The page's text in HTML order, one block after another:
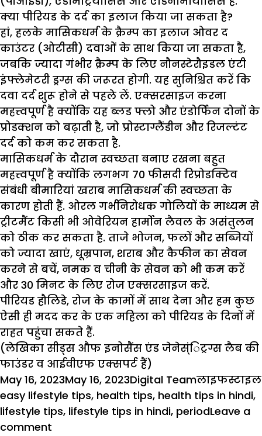
क्या पीरियड के दर्द का इलाज किया जा सकता है?
हां, हलके मासिकधर्म के क्रैम्प का इलाज ओवर द
काउंटर (ओटीसी) दवाओं के साथ किया जा सकता है,
जबकि ज्यादा गंभीर क्रैम्प के लिए नौनस्टेरौइडल एंटी
इंफ्लेमेटरी ड्रग्स की जरूरत होगी. यह सुनिश्चित करें कि
दवा दर्द शुरू होने से पहले लें. एक्सरसाइज करना
महत्त्वपूर्ण है क्योंकि यह ब्लड फ्लो और एंडोर्फिन दोनों के
प्रोडक्शन को बढ़ाती है, जो प्रोस्टाग्लैंडीन और रिजल्टंट
दर्द को कम कर सकता है.
मासिकधर्म के दौरान स्वच्छता बनाए रखना बहुत
महत्त्वपूर्ण है क्योंकि लगभग 70 फीसदी रिप्रोडक्टिव
संबंधी बीमारियां खराब मासिकधर्म की स्वच्छता के
कारण होती हैं. ओरल गर्भनिरोधक गोलियों के माध्यम से
ट्रीटमैंट किसी भी ओवेरियन हार्मोन लैवल के असंतुलन
को ठीक कर सकता है. ताजे भोजन, फलों और सब्जियों
को ज्यादा खाएं, धूम्रपान, शराब और कैफीन का सेवन
करने से बचें, नमक व चीनी के सेवन को भी कम करें
और 30 मिनट के लिए रोज एक्सरसाइज करें.
पीरियड हौलिडे, रोज के कामों में साथ देना और हम कुछ
ऐसी ही मदद कर के एक महिला को पीरियड के दिनों में
राहत पहुंचा सकते हैं.
(लेखिका सीड्स औफ इनोसैंस एंड जेनेस्ंिट्रग्स लैब की
फाउंडर व आईवीएफ एक्सपर्ट हैं)
Posted
on
May 16, 2023May 16, 2023Author
Digital TeamCategories
लाइफस्टाइल
easy lifestyle tips, health tips, health tips in hindi,
lifestyle tips, lifestyle tips in hindi, periodLeave a
comment